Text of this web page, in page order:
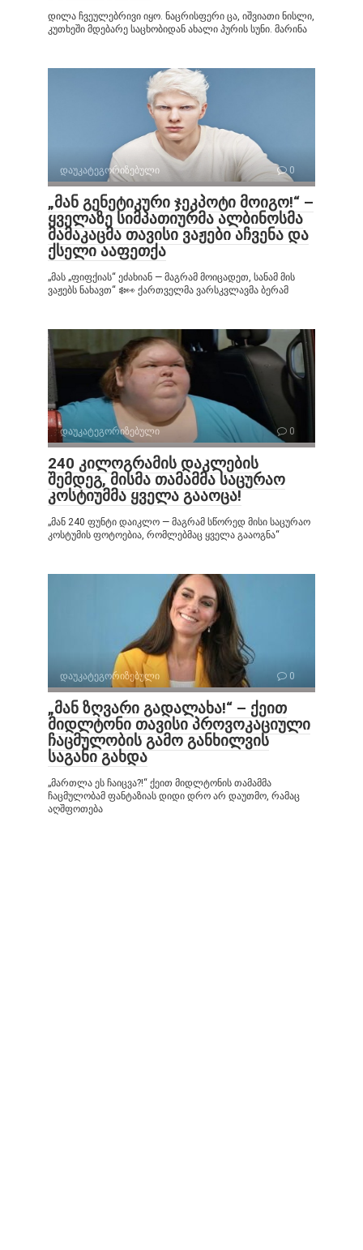
დილა ჩვეულებრივი იყო. ნაცრისფერი ცა, იშვიათი ნისლი,
კუთხეში მდებარე საცხობიდან ახალი პურის სუნი. მარინა
დაუკატეგორიზებული 0
„მან გენეტიკური ჯეკპოტი მოიგო!“ –
ყველაზე სიმპათიურმა ალბინოსმა
მამაკაცმა თავისი ვაჟები აჩვენა და
ქსელი ააფეთქა
„მას „ფიფქიას“ ეძახიან — მაგრამ მოიცადეთ, სანამ მის
ვაჟებს ნახავთ“ ❄️👀 ქართველმა ვარსკვლავმა ბერამ
დაუკატეგორიზებული 0
240 კილოგრამის დაკლების
შემდეგ, მისმა თამამმა საცურაო
კოსტიუმმა ყველა გააოცა!
„მან 240 ფუნტი დაიკლო — მაგრამ სწორედ მისი საცურაო
კოსტუმის ფოტოებია, რომლებმაც ყველა გააოგნა“
დაუკატეგორიზებული 0
„მან ზღვარი გადალახა!“ – ქეით
მიდლტონი თავისი პროვოკაციული
ჩაცმულობის გამო განხილვის
საგანი გახდა
„მართლა ეს ჩაიცვა?!“ ქეით მიდლტონის თამამმა
ჩაცმულობამ ფანტაზიას დიდი დრო არ დაუთმო, რამაც
აღშფოთება